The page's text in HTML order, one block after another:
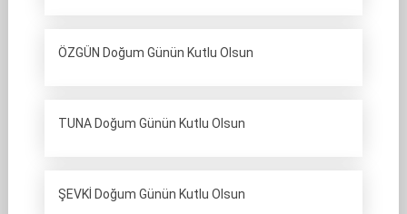
ÖZGÜN Doğum Günün Kutlu Olsun
TUNA Doğum Günün Kutlu Olsun
ŞEVKİ Doğum Günün Kutlu Olsun